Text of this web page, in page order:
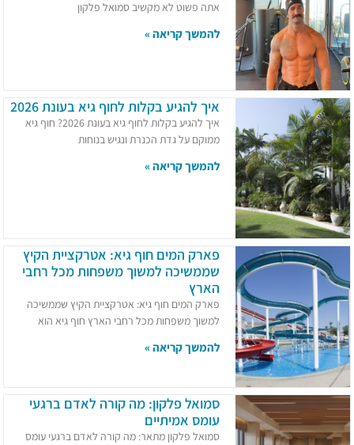
אתה פשוט לא מקשיב סמואל פלקון
להמשך קריאה »
איך להגיע בקלות לחוף גיא בעונת 2026
איך להגיע בקלות לחוף גיא בעונת 2026? חוף גיא
ממוקם על גדת הכנרת ונגיש בנוחות
להמשך קריאה »
פארק המים חוף גיא: אטרקציית הקיץ
שממשיכה למשוך משפחות מכל רחבי
הארץ
פארק המים חוף גיא: אטרקציית הקיץ שממשיכה
למשוך משפחות מכל רחבי הארץ חוף גיא הוא
להמשך קריאה »
סמואל פלקון: מה קורה לאדם ברגעי
עומס אמיתיים
סמואל פלקון מתאר: מה קורה לאדם ברגעי עומס